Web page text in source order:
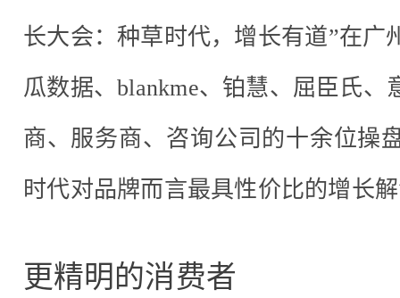
长大会：种草时代，增长有道”在广
瓜数据、blankme、铂慧、屈臣氏
商、服务商、咨询公司的十余位操
时代对品牌而言最具性价比的增长
更精明的消费者